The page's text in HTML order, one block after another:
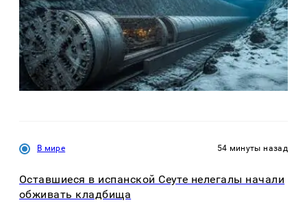
В мире 54 минуты назад
Оставшиеся в испанской Сеуте нелегалы начали
обживать кладбища